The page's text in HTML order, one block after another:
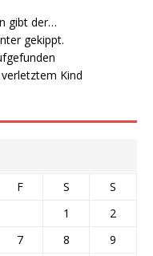
gibt der…
gekippt.
Kind
F S
S
1
2
7 8
9